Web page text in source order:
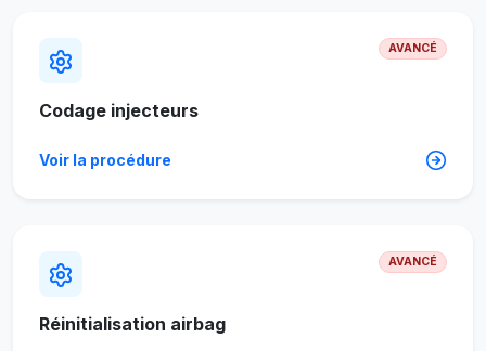
AVANCÉ
Codage injecteurs
Voir la procédure
AVANCÉ
Réinitialisation airbag